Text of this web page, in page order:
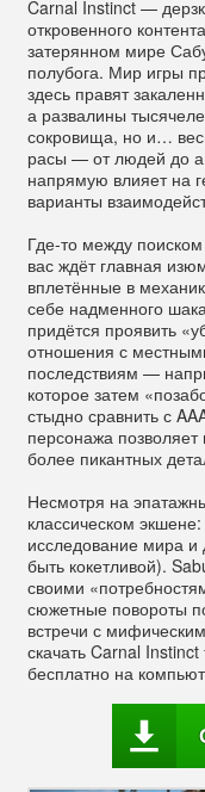
Carnal Instinct —
откровенного
затерянном мире
полубога. Мир игры
здесь правят
а развалины
сокровища, но и…
расы — от людей до
напрямую влияет на
варианты
Где-то между
вас ждёт главная
вплетённые в
себе надменного
придётся проявить
отношения с
последствиям —
которое затем
стыдно сравнить с
персонажа
более пикантных
Несмотря на
классическом
исследование мира
быть кокетливой).
своими
сюжетные повороты
встречи с
скачать Carnal
бесплатно на